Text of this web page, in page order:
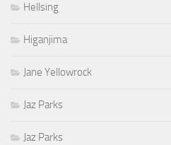
Hellsing
Higanjima
Jane Yellowrock
Jaz Parks
Jaz Parks